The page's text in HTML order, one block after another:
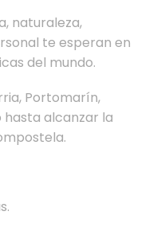
naturaleza,
te esperan en
del mundo.
Portomarín,
hasta alcanzar la